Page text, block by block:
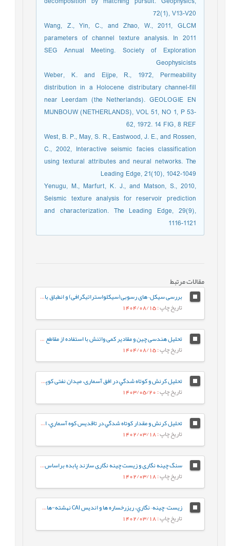
72(1), V13-V20
Wang, Z., Yin, C., and Zhao, W., 2011, GLCM
parameters of channel texture analysis. In 2011
SEG Annual Meeting. Society of Exploration
Geophysicists
Weber, K. and Eijpe, R., 1972, Permeability
distribution in a Holocene distributary channel-fill
near Leerdam (the Netherlands). GEOLOGIE EN
MIJNBOUW (NETHERLANDS), VOL 51, NO 1, P 53-
62, 1972. 14 FIG, 8 REF
West, B. P., May, S. R., Eastwood, J. E., and Rossen,
C., 2002, Interactive seismic facies classification
using textural attributes and neural networks. The
Leading Edge, 21(10), 1042-1049
Yenugu, M., Marfurt, K. J., and Matson, S., 2010,
Seismic texture analysis for reservoir prediction
and characterization. The Leading Edge, 29(9),
1116-1121
مقالات مرتبط
بررسی سیکل¬های رسوبی(سیکلواستراتیگرافی) و انطباق با مرزهای زیستی – زمانی ائوسن بالایی – الیگوسن در سازندهای پابده (بخش بالایی سازند پابده) و آسماری در میدان نفتی مارون
تاریخ چاپ: 1404/08/15
تحلیل هندسی چین و مقادیر کمی واتنش با استفاده از مقاطع لرزه ای تراز شده (مطالعه موردی میدان نفتی کوپال)
تاریخ چاپ: 1404/08/15
تحلیل کرنش و كوتاه شدگي در افق آسماری، میدان نفتی کوپال، استان خوزستان
تاریخ چاپ: 1403/05/20
تحلیل کرنش و مقدار كوتاه شدگي در تاقديس كوه آسماري، استان خوزستان
تاریخ چاپ: 1402/03/18
سنگ چینه نگاری و زیست چینه نگاری سازند پابده براساس روزن داران پلانکتون در برش جهانگیرآباد (جنوب ایلام- حوضه رسوبی زاگرس)
تاریخ چاپ: 1402/03/18
زيست¬چينه¬نگاري، ريزرخساره ها و انديس CAI نهشته-هاي دونين پسين در برش کال سردر شمال شرق طبس بر اساس فوناي کنودونتي
تاریخ چاپ: 1402/03/18